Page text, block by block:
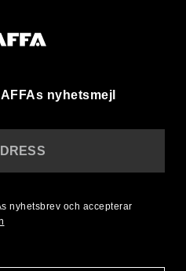
nyhetsmejl
nyhetsbrev och accepterar